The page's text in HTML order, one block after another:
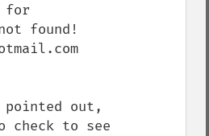
for
found!
pointed out,
to see